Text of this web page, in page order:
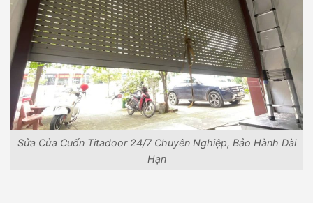
Sửa Cửa Cuốn Titadoor 24/7 Chuyên Nghiệp, Bảo Hành Dài
Hạn